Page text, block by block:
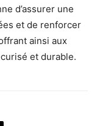
d’assurer une
et de renforcer
ainsi aux
et durable.